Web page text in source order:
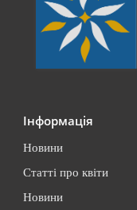
Інформація
Новини
Статті про квіти
Новини